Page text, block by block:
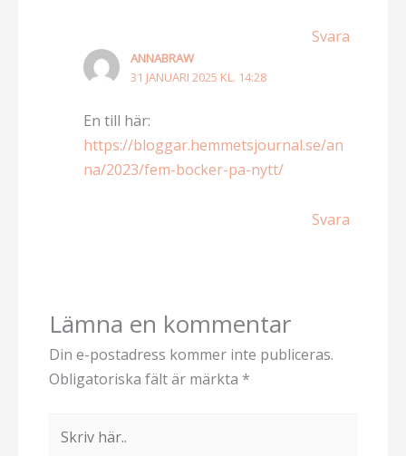
Svara
ANNABRAW
31 JANUARI 2025 KL. 14:28
En till här:
https://bloggar.hemmetsjournal.se/an
na/2023/fem-bocker-pa-nytt/
Svara
Lämna en kommentar
Din e-postadress kommer inte publiceras.
Obligatoriska fält är märkta *
här..